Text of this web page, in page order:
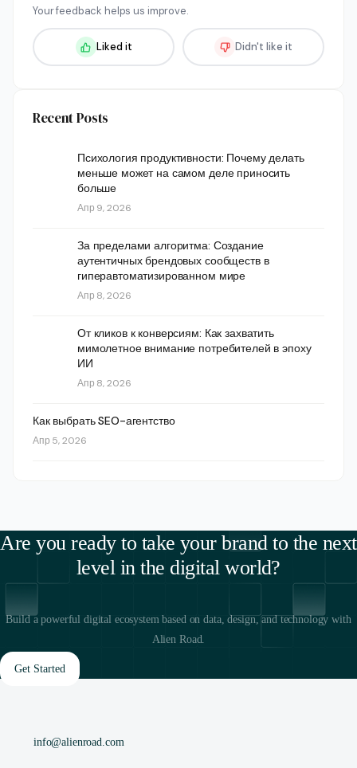
Your feedback helps us improve.
Liked it Didn't like it
Recent Posts
Психология продуктивности: Почему делать
меньше может на самом деле приносить
больше
Апр 9, 2026
За пределами алгоритма: Создание
аутентичных брендовых сообществ в
гиперавтоматизированном мире
Апр 8, 2026
От кликов к конверсиям: Как захватить
мимолетное внимание потребителей в эпоху
ИИ
Апр 8, 2026
Как выбрать SEO-агентство
Апр 5, 2026
Are you ready to take your brand to the next
level in the digital world?
Build a powerful digital ecosystem based on data, design, and technology with
Alien Road.
Get Started
info@alienroad.com